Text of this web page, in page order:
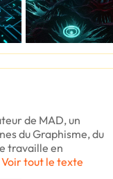
de MAD, un
du Graphisme, du
travaille en
Voir tout le texte